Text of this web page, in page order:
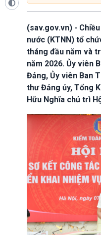
(sav.gov.vn) -
nước (KTNN) tổ
tháng đầu năm và
năm 2026. Ủy viên
Đảng, Ủy viên Ban
thư Đảng ủy, Tổng
Hữu Nghĩa chủ trì